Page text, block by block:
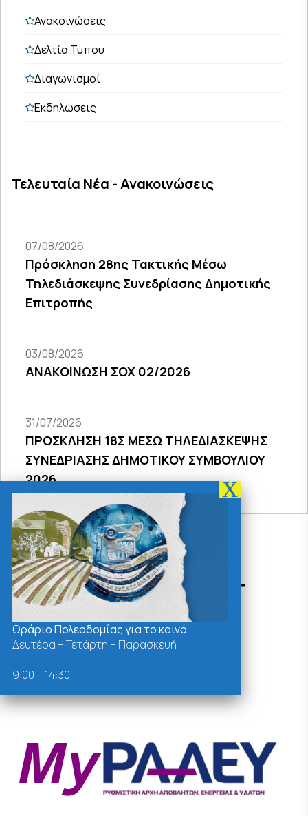
Ανακοινώσεις
Δελτία Τύπου
Διαγωνισμοί
Εκδηλώσεις
Τελευταία Νέα - Ανακοινώσεις
07/08/2026
Πρόσκληση 28ης Τακτικής Μέσω
Τηλεδιάσκεψης Συνεδρίασης Δημοτικής
Επιτροπής
03/08/2026
ΑΝΑΚΟΙΝΩΣΗ ΣΟΧ 02/2026
31/07/2026
ΠΡΟΣΚΛΗΣΗ 18Σ ΜΕΣΩ ΤΗΛΕΔΙΑΣΚΕΨΗΣ
ΣΥΝΕΔΡΙΑΣΗΣ ΔΗΜΟΤΙΚΟΥ ΣΥΜΒΟΥΛΙΟΥ
2026
Δράσεις - Χρήσιμοι
Σύνδεσμοι
Ωράριο Πολεοδομίας για το κοινό
Δευτέρα – Τετάρτη – Παρασκευή
9:00 – 14:30